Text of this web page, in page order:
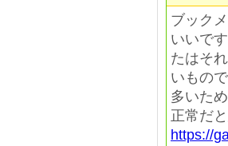
ブック
いいで
たはそ
いもの
多いた
正常だ
https://